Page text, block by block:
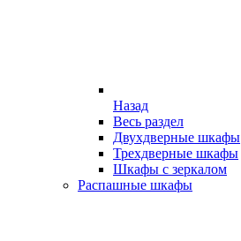
Назад
Весь раздел
Двухдверные шкафы
Трехдверные шкафы
Шкафы с зеркалом
Распашные шкафы